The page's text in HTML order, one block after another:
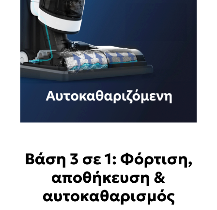
Βάση 3 σε 1: Φόρτιση,
αποθήκευση &
αυτοκαθαρισμός